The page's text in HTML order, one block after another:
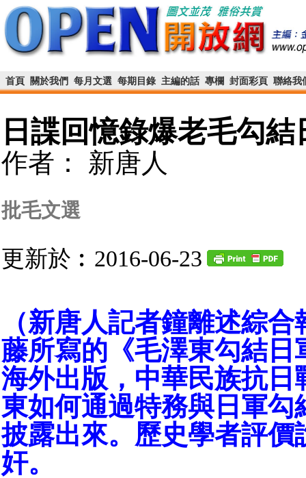
首頁 關於我們 每月文選 每期目錄 主編的話 專欄 封面彩頁 聯絡我
日諜回憶錄爆老毛勾結
作者： 新唐人
批毛文選
更新於︰2016-06-23
（新唐人記者鐘離述綜
藤所寫的《毛澤東勾結
海外出版，中華民族抗
東如何通過特務與日軍
披露出來。歷史學者評
奸。